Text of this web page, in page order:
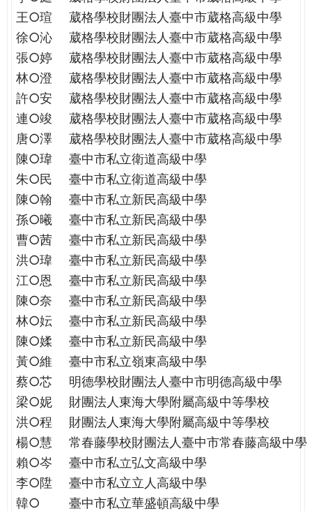
王○瑄
葳格學校財團法人臺中市葳格高級中學
徐○沁
葳格學校財團法人臺中市葳格高級中學
張○婷
葳格學校財團法人臺中市葳格高級中學
林○澄
葳格學校財團法人臺中市葳格高級中學
許○安
葳格學校財團法人臺中市葳格高級中學
連○竣
葳格學校財團法人臺中市葳格高級中學
唐○澤
葳格學校財團法人臺中市葳格高級中學
陳○瑋
臺中市私立衛道高級中學
朱○民
臺中市私立衛道高級中學
陳○翰
臺中市私立新民高級中學
孫○曦
臺中市私立新民高級中學
曹○茜
臺中市私立新民高級中學
洪○瑋
臺中市私立新民高級中學
江○恩
臺中市私立新民高級中學
陳○奈
臺中市私立新民高級中學
林○妘
臺中市私立新民高級中學
陳○媃
臺中市私立新民高級中學
黃○維
臺中市私立嶺東高級中學
蔡○芯
明德學校財團法人臺中市明德高級中學
梁○妮
財團法人東海大學附屬高級中等學校
洪○程
財團法人東海大學附屬高級中等學校
楊○慧
常春藤學校財團法人臺中市常春藤高級中學
賴○岑
臺中市私立弘文高級中學
李○陞
臺中市私立立人高級中學
韓○
臺中市私立華盛頓高級中學